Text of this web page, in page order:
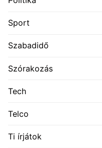
Sport
Szabadidő
Szórakozás
Tech
Telco
Ti írjátok